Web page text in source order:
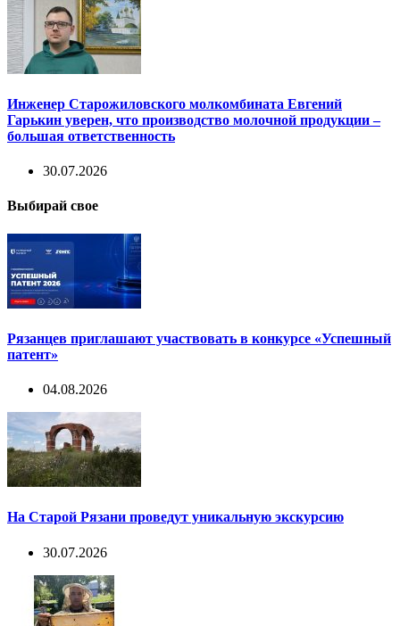
Инженер Старожиловского молкомбината Евгений
Гарькин уверен, что производство молочной продукции –
большая ответственность
30.07.2026
Выбирай свое
Рязанцев приглашают участвовать в конкурсе «Успешный
патент»
04.08.2026
На Старой Рязани проведут уникальную экскурсию
30.07.2026